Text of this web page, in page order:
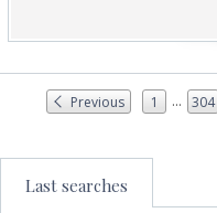
Previous 1 ... 304
Last searches